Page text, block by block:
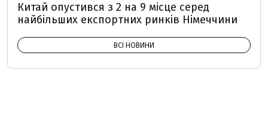
Китай опустився з 2 на 9 місце серед
найбільших експортних ринків Німеччини
ВСІ НОВИНИ